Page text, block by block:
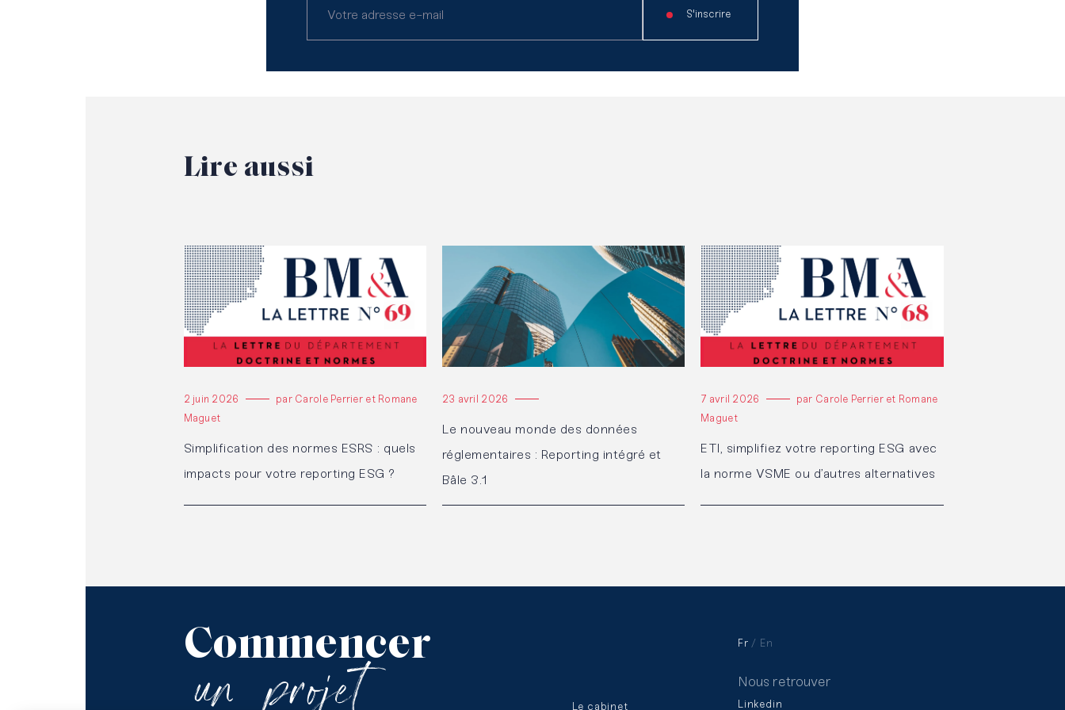
Lire aussi
2 juin 2026
par Carole Perrier et Romane
Maguet
Simplification des normes ESRS : quels
impacts pour votre reporting ESG ?
Lire l'article
23 avril 2026
Le nouveau monde des données
réglementaires : Reporting intégré et
Bâle 3.1
7 avril 2026
par Carole Perrier et Romane
Maguet
ETI, simplifiez votre reporting ESG avec
la norme VSME ou d’autres alternatives
Lire l'article
S'inscrire
Commencer
Le cabinet
Fr En
Nous retrouver
Linkedin